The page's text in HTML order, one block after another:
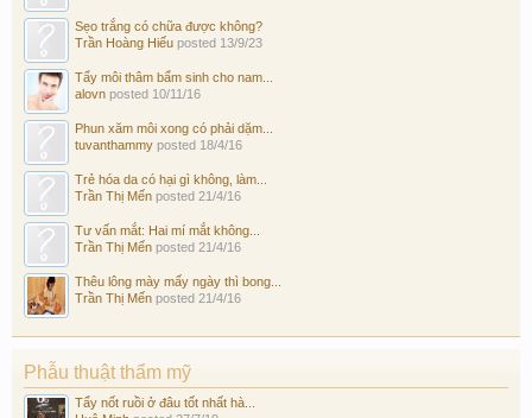
Sẹo trắng có chữa được không?
Trần Hoàng Hiếu posted 13/9/23
Tẩy môi thâm bẩm sinh cho nam...
alovn posted 10/11/16
Phun xăm môi xong có phải dặm...
tuvanthammy posted 18/4/16
Trẻ hóa da có hại gì không, làm...
Trần Thị Mến posted 21/4/16
Tư vấn mắt: Hai mí mắt không...
Trần Thị Mến posted 21/4/16
Thêu lông mày mấy ngày thì bong...
Trần Thị Mến posted 21/4/16
Phẫu thuật thẩm mỹ
Tẩy nốt ruồi ở đâu tốt nhất hà...